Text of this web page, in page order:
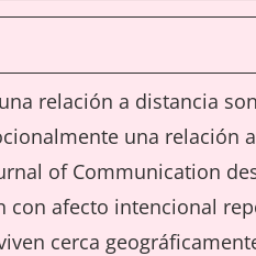
relación a distancia
una relación
of Communication
con afecto intencional
cerca